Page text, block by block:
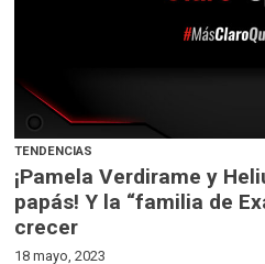
TENDENCIAS
¡Pamela Verdirame y
papás! Y la “familia de
crecer
18 mayo, 2023